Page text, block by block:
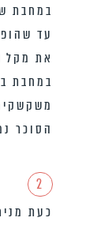
במחבת
עד
את מקל
במחבת
הסוכר
2
כעת